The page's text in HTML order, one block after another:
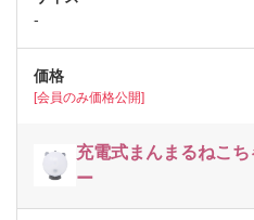
-
[会員のみ価格公開]
充電式まんまるねこ
ー